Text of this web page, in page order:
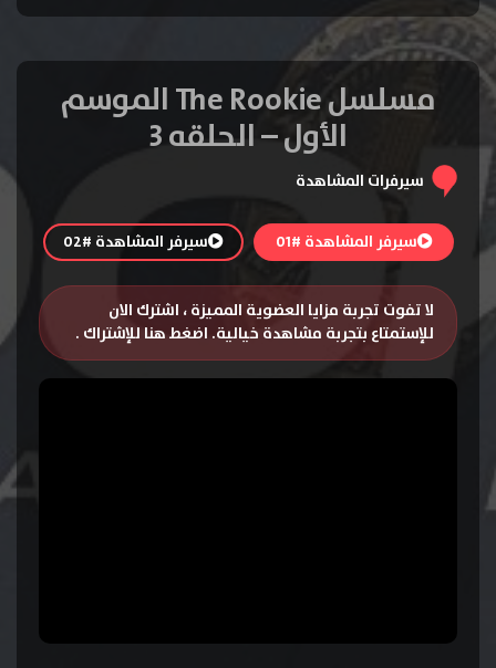
مسلسل The Rookie الموسم
الأول – الحلقه 3
سيرفرات المشاهدة
سيرفر المشاهدة #01 سيرفر المشاهدة #02
لا تفوت تجربة مزايا العضوية المميزة ، اشترك الان
للإستمتاع بتجربة مشاهدة خيالية. اضغط هنا للإشتراك .